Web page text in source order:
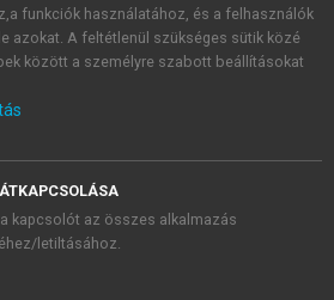
feltételeket, valamint a szotar.netés a
foglaltakat
és elfogadom.
KIPRÓBÁLOM
funkciók használatához, és a felhasználók
azokat. A feltétlenül szükséges sütik közé
között a személyre szabott beállításokat
kapcsolót az összes alkalmazás
letiltásához.